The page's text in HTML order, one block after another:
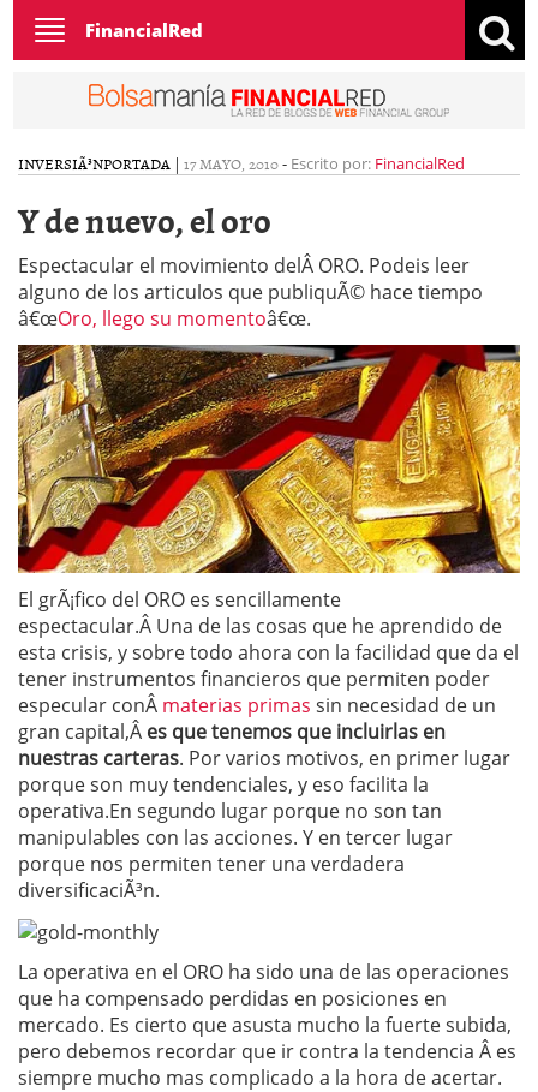
Toggle
navigation
FinancialRed
INVERSIÃ³NPORTADA | 17 MAYO, 2010- Escrito por: FinancialRed
Y de nuevo, el oro
Espectacular el movimiento delÂ ORO. Podeis leer
alguno de los articulos que publiquÃ© hace tiempo
â€œOro, llego su momentoâ€œ.
El grÃ¡fico del ORO es sencillamente
espectacular.Â Una de las cosas que he aprendido de
esta crisis, y sobre todo ahora con la facilidad que da el
tener instrumentos financieros que permiten poder
especular conÂ materias primas sin necesidad de un
gran capital,Â es que tenemos que incluirlas en
nuestras carteras. Por varios motivos, en primer lugar
porque son muy tendenciales, y eso facilita la
operativa.En segundo lugar porque no son tan
manipulables con las acciones. Y en tercer lugar
porque nos permiten tener una verdadera
diversificaciÃ³n.
La operativa en el ORO ha sido una de las operaciones
que ha compensado perdidas en posiciones en
mercado. Es cierto que asusta mucho la fuerte subida,
pero debemos recordar que ir contra la tendencia Â es
siempre mucho mas complicado a la hora de acertar.